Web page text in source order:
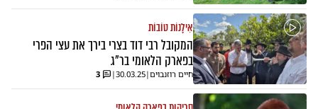
אִילָנוֹת טוֹבוֹת
המקובל רבי דוד בצרי בירך את עצי הפרי
בפארק הלאומי בר"ג
חיים רוזנבוים|
30.03.25
|
3